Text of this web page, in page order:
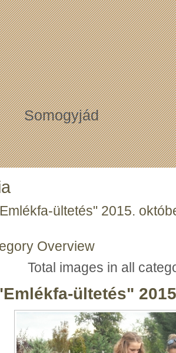
Somogyjád
ültetés" 2015.
Overview
Total images in all
ültetés"